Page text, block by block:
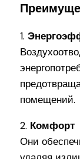
1.
помещений.
2. Комфорт
Они